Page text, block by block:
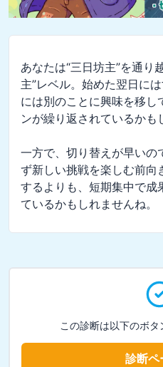
あなたは“三日坊主”を通り
主”レベル。始めた翌日に
には別のことに興味を移
ンが繰り返されているかも
一方で、切り替えが早いの
ず新しい挑戦を楽しむ前向
するよりも、短期集中で成
ているかもしれませんね。
この診断は以下のボタ
診断ペ